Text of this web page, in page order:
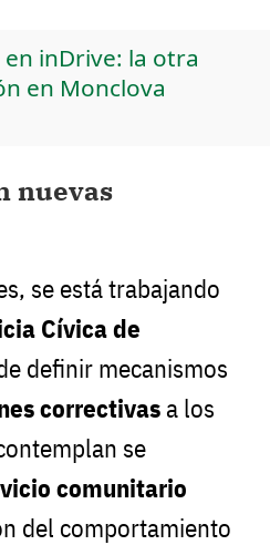
inDrive: la otra
en Monclova
nuevas
se está trabajando
Cívica de
definir mecanismos
correctivas a los
se
comunitario
del comportamiento